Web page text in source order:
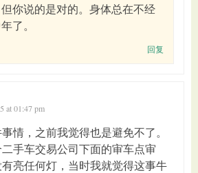
你说的是对的。身体总在不经
了。
回复
at 01:47 pm
情，之前我觉得也是避免不了。
手车交易公司下面的审车点审
亮任何灯，当时我就觉得这事牛